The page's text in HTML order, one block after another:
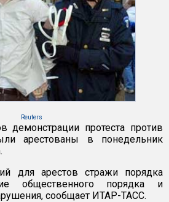
Reuters
демонстрации протеста против
арестованы в понедельник
для арестов стражи порядка
общественного порядка и
сообщает ИТАР-ТАСС.